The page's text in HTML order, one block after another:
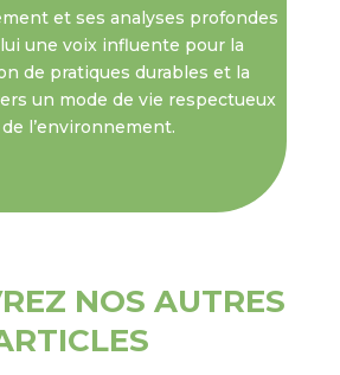
et ses analyses profondes
une voix influente pour la
de pratiques durables et la
un mode de vie respectueux
de l’environnement.
NOS AUTRES